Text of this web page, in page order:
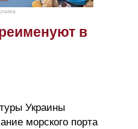
в
Украины
морского порта